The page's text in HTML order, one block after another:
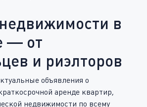
в
— от
и риэлторов
объявления о
аренде квартир,
недвижимости по всему